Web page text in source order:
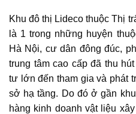
Khu đô thị Lideco thuộc Thị
là 1 trong những huyện
Hà Nội, cư dân đông đúc,
trung tâm cao cấp đã thu
tư lớn đến tham gia và phát
sở hạ tầng. Do đó ở gần
hàng kinh doanh vật liệu